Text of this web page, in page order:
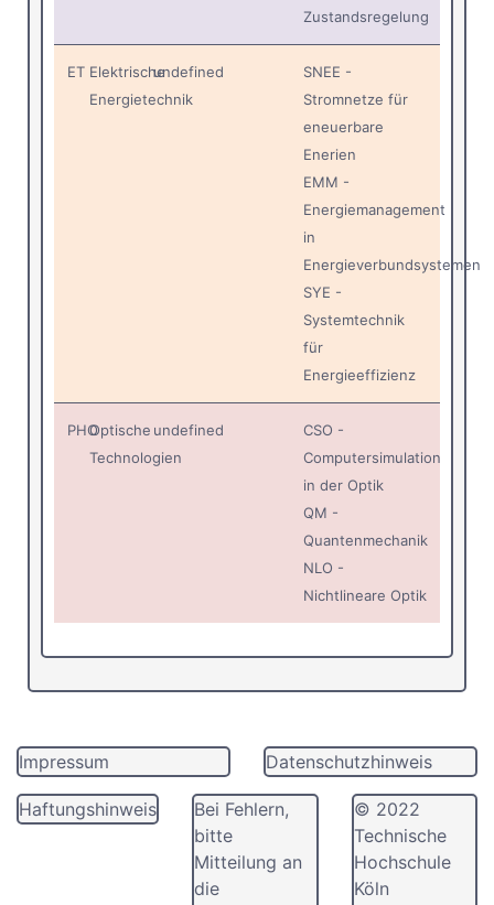
Zustandsregelung
ET Elektrische
Energietechnik
undefined
SNEE -
Stromnetze für
eneuerbare
Enerien
EMM -
Energiemanagement
in
Energieverbundsystemen
SYE -
Systemtechnik
für
Energieeffizienz
PHOOptische
Technologien
undefined
CSO -
Computersimulation
in der Optik
QM -
Quantenmechanik
NLO -
Nichtlineare Optik
Impressum Datenschutzhinweis
Haftungshinweis
Bei Fehlern,
bitte
Mitteilung an
die
© 2022
Technische
Hochschule
Köln